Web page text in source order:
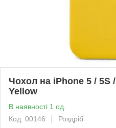
Чохол на iPhone 5 / 5S
Yellow
В наявності 1 од.
Код: 00146
Роздріб